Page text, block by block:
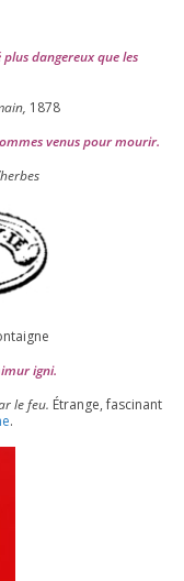
dan­ge­reux que les
1878
venus pour mourir.
igni.
le feu. Étrange, fas­ci­nant
.